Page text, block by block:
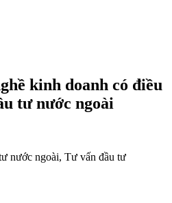
kinh doanh có điều
tư nước ngoài
nước ngoài, Tư vấn đầu tư